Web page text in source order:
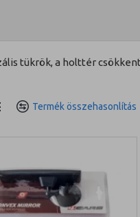
tükrök, a holttér
Termék összehasonlítás